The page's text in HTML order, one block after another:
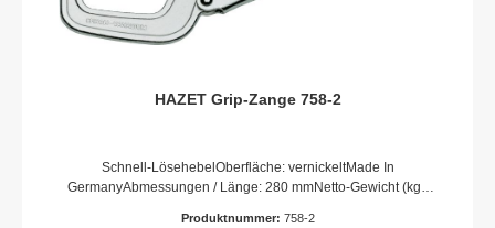
HAZET Grip-Zange 758-2
Schnell-LösehebelOberfläche: vernickeltMade In
GermanyAbmessungen / Länge: 280 mmNetto-Gewicht (kg):
Produktnummer: 758-2